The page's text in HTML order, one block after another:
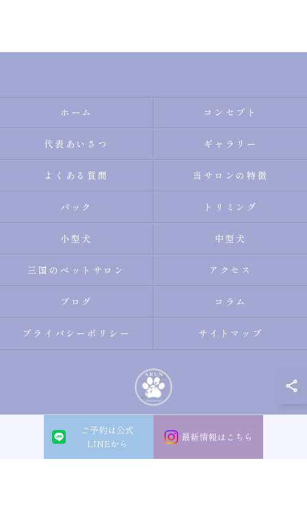
ご予約は公式
LINEから
最新情報はこちら
ホーム コンセプト
代表あいさつ ギャラリー
よくある質問 当サロンの特徴
パック トリミング
小型犬 中型犬
三国のペットサロン アクセス
ブログ コラム
プライバシーポリシー サイトマップ
© 2026 大阪市淀川区のトリミングサロン・ペットサロンならDogsalon ARUN
ALL RIGHTS RESERVED.